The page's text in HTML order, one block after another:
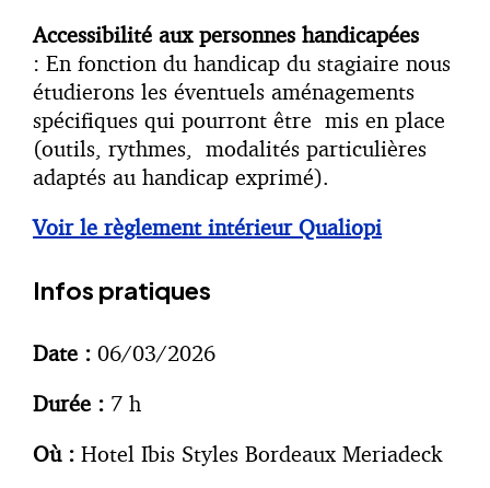
Accessibilité aux personnes handicapées
: En fonction du handicap du stagiaire nous
étudierons les éventuels aménagements
spécifiques qui pourront être mis en place
(outils, rythmes, modalités particulières
adaptés au handicap exprimé).
Voir le règlement intérieur Qualiopi
Infos pratiques
Date : 06/03/2026
Durée : 7 h
Où : Hotel Ibis Styles Bordeaux Meriadeck